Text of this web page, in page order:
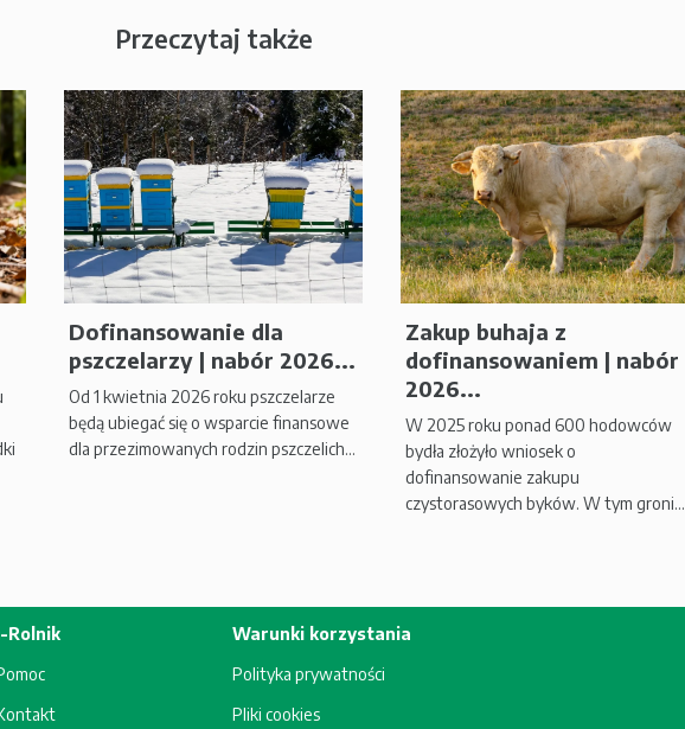
Przeczytaj także
Dofinansowanie dla
pszczelarzy | nabór 2026...
Od 1 kwietnia 2026 roku pszczelarze
będą ubiegać się o wsparcie finansowe
dla przezimowanych rodzin pszczelich...
Zakup buhaja z
dofinansowaniem | nabór
2026...
W 2025 roku ponad 600 hodowców
bydła złożyło wniosek o
dofinansowanie zakupu
czystorasowych byków. W tym groni...
Rolnik
Warunki korzystania
Polityka prywatności
Pliki cookies